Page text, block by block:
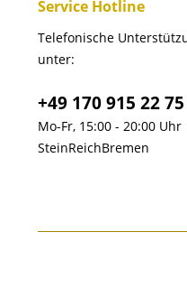
Service Hotline
Telefonische
unter:
+49 170 915 22 75
Mo-Fr, 15:00 - 20:00 Uhr
SteinReichBremen